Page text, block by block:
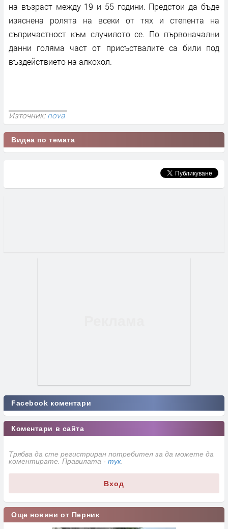
на възраст между 19 и 55 години. Предстои да бъде
изяснена ролята на всеки от тях и степента на
съпричастност към случилото се. По първоначални
данни голяма част от присъствалите са били под
въздействието на алкохол.
Източник:nova
Видеа по темата
Facebook коментари
Коментари в сайта
Трябва да сте регистриран потребител за да можете да
коментирате. Правилата - тук
Вход
Още новини от Перник